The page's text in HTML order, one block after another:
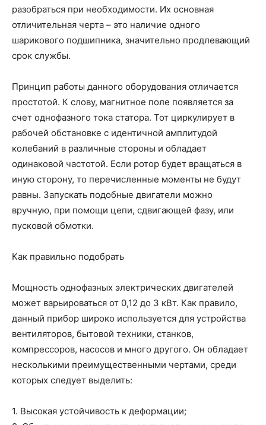
разобраться при необходимости. Их основная
отличительная черта – это наличие одного
шарикового подшипника, значительно продлевающий
срок службы.
Принцип работы данного оборудования отличается
простотой. К слову, магнитное поле появляется за
счет однофазного тока статора. Тот циркулирует в
рабочей обстановке с идентичной амплитудой
колебаний в различные стороны и обладает
одинаковой частотой. Если ротор будет вращаться в
иную сторону, то перечисленные моменты не будут
равны. Запускать подобные двигатели можно
вручную, при помощи цепи, сдвигающей фазу, или
пусковой обмотки.
Как правильно подобрать
Мощность однофазных электрических двигателей
может варьироваться от 0,12 до 3 кВт. Как правило,
данный прибор широко используется для устройства
вентиляторов, бытовой техники, станков,
компрессоров, насосов и много другого. Он обладает
несколькими преимущественными чертами, среди
которых следует выделить:
1. Высокая устойчивость к деформации;